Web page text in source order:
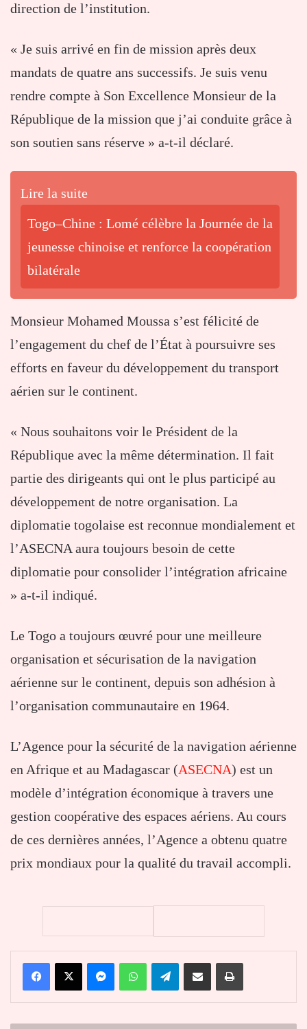
direction de l’institution.
« Je suis arrivé en fin de mission après deux
mandats de quatre ans successifs. Je suis venu
rendre compte à Son Excellence Monsieur de la
République de la mission que j’ai conduite grâce à
son soutien sans réserve » a-t-il déclaré.
Lire la suite
Togo–Chine : Lomé célèbre la Journée de la
jeunesse chinoise et renforce la coopération
bilatérale
Monsieur Mohamed Moussa s’est félicité de
l’engagement du chef de l’État à poursuivre ses
efforts en faveur du développement du transport
aérien sur le continent.
« Nous souhaitons voir le Président de la
République avec la même détermination. Il fait
partie des dirigeants qui ont le plus participé au
développement de notre organisation. La
diplomatie togolaise est reconnue mondialement et
l’ASECNA aura toujours besoin de cette
diplomatie pour consolider l’intégration africaine
» a-t-il indiqué.
Le Togo a toujours œuvré pour une meilleure
organisation et sécurisation de la navigation
aérienne sur le continent, depuis son adhésion à
l’organisation communautaire en 1964.
L’Agence pour la sécurité de la navigation aérienne
en Afrique et au Madagascar (ASECNA) est un
modèle d’intégration économique à travers une
gestion coopérative des espaces aériens. Au cours
de ces dernières années, l’Agence a obtenu quatre
prix mondiaux pour la qualité du travail accompli.
FacebookX MessengerWhatsAppTelegramPartager par email Imprimer